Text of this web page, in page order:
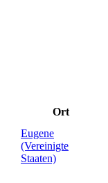
Ort
Eugene
(Vereinigte
Staaten)